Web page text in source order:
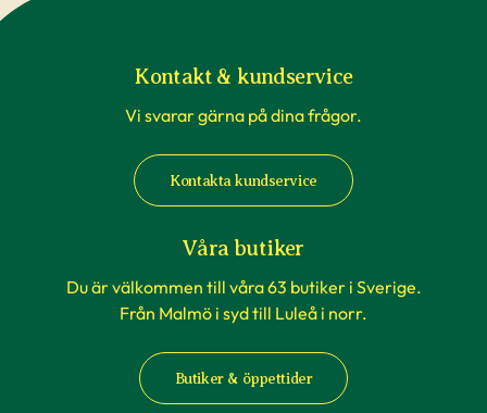
Kontakt & kundservice
Vi svarar gärna på dina frågor.
Kontakta kundservice
Våra butiker
Du är välkommen till våra 63 butiker i Sverige.
Från Malmö i syd till Luleå i norr.
Butiker & öppettider